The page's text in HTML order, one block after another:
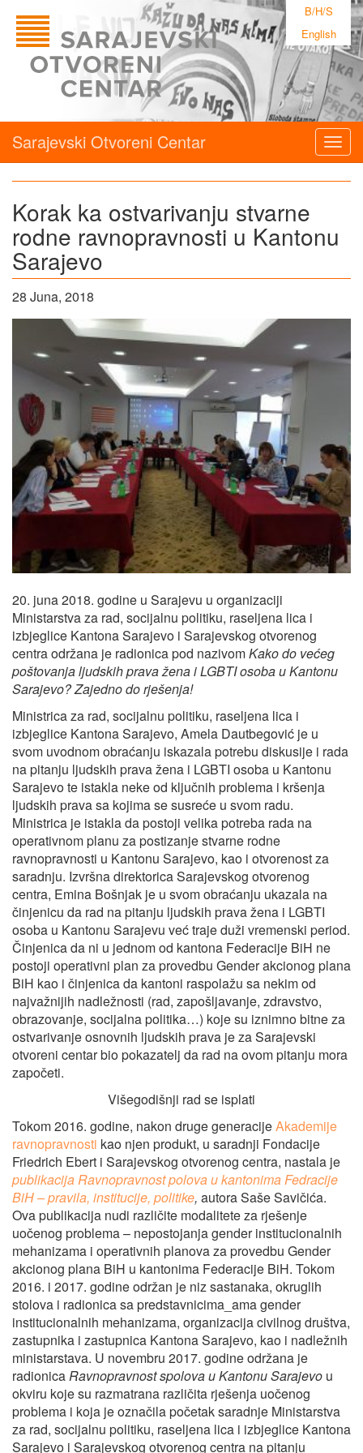
B/H/S
English
Sarajevski Otvoreni Centar
Korak ka ostvarivanju stvarne
rodne ravnopravnosti u Kantonu
Sarajevo
28 Juna, 2018
20. juna 2018. godine u Sarajevu u organizaciji
Ministarstva za rad, socijalnu politiku, raseljena lica i
izbjeglice Kantona Sarajevo i Sarajevskog otvorenog
centra održana je radionica pod nazivomKako do većeg
poštovanja ljudskih prava žena i LGBTI osoba u Kantonu
Sarajevo? Zajedno do rješenja!
Ministrica za rad, socijalnu politiku, raseljena lica i
izbjeglice Kantona Sarajevo, Amela Dautbegović je u
svom uvodnom obraćanju iskazala potrebu diskusije i rada
na pitanju ljudskih prava žena i LGBTI osoba u Kantonu
Sarajevo te istakla neke od ključnih problema i kršenja
ljudskih prava sa kojima se susreće u svom radu.
Ministrica je istakla da postoji velika potreba rada na
operativnom planu za postizanje stvarne rodne
ravnopravnosti u Kantonu Sarajevo, kao i otvorenost za
saradnju. Izvršna direktorica Sarajevskog otvorenog
centra, Emina Bošnjak je u svom obraćanju ukazala na
činjenicu da rad na pitanju ljudskih prava žena i LGBTI
osoba u Kantonu Sarajevu već traje duži vremenski period.
Činjenica da ni u jednom od kantona Federacije BiH ne
postoji operativni plan za provedbu Gender akcionog plana
BiH kao i činjenica da kantoni raspolažu sa nekim od
najvažnijih nadležnosti (rad, zapošljavanje, zdravstvo,
obrazovanje, socijalna politika…) koje su iznimno bitne za
ostvarivanje osnovnih ljudskih prava je za Sarajevski
otvoreni centar bio pokazatelj da rad na ovom pitanju mora
započeti.
Višegodišnji rad se isplati
Tokom 2016. godine, nakon druge generacijeAkademije
ravnopravnosti kao njen produkt, u saradnji Fondacije
Friedrich Ebert i Sarajevskog otvorenog centra, nastala je
publikacija Ravnopravnost polova u kantonima Fedracije
BiH – pravila, institucije, politike, autoraSaše Savičića.
Ova publikacija nudi različite modalitete za rješenje
uočenog problema – nepostojanja gender institucionalnih
mehanizama i operativnih planova za provedbu Gender
akcionog plana BiH u kantonima Federacije BiH. Tokom
2016. i 2017. godine održan je niz sastanaka, okruglih
stolova i radionica sa predstavnicima_ama gender
institucionalnih mehanizama, organizacija civilnog društva,
zastupnika i zastupnica Kantona Sarajevo, kao i nadležnih
ministarstava. U novembru 2017. godine održana je
radionica Ravnopravnost spolova u Kantonu Sarajevo u
okviru koje su razmatrana različita rješenja uočenog
problema i koja je označila početak saradnje Ministarstva
za rad, socijalnu politiku, raseljena lica i izbjeglice Kantona
Sarajevo i Sarajevskog otvorenog centra na pitanju